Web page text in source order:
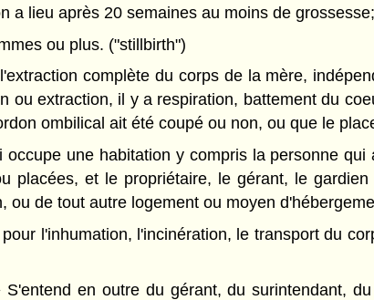
a lieu après 20 semaines au moins de grossesse;
ou plus. ("stillbirth")
complète du corps de la mère,
ou extraction, il y a respiration, battement du
ombilical ait été coupé ou non, ou que le
une habitation y compris la personne
placées, et le propriétaire, le gérant, le
ou de tout autre logement ou moyen
l'inhumation, l'incinération, le transport du
S'entend en outre du gérant, du surintendant,